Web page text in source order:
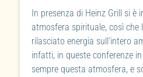
In presenza di Heinz Grill si è
atmosfera spirituale, così che
rilasciato energia sull’intero
infatti, in queste conferenze
sempre questa atmosfera, e